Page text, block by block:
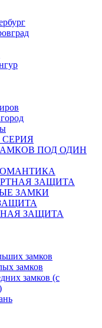
ПОД ОДИН
ЗАЩИТА
ЗАМКИ
ЗАЩИТА
замков
замков
замков (с